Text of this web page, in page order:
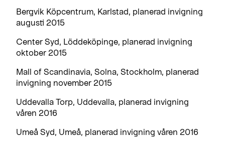
Bergvik Köpcentrum, Karlstad, planerad invigning
augusti 2015
Center Syd, Löddeköpinge, planerad invigning
oktober 2015
Mall of Scandinavia, Solna, Stockholm, planerad
invigning november 2015
Uddevalla Torp, Uddevalla, planerad invigning
våren 2016
Umeå Syd, Umeå, planerad invigning våren 2016